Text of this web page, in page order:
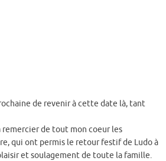
de revenir à cette date là, tant
de tout mon coeur les
qui ont permis le retour festif de Ludo à
et soulagement de toute la famille.